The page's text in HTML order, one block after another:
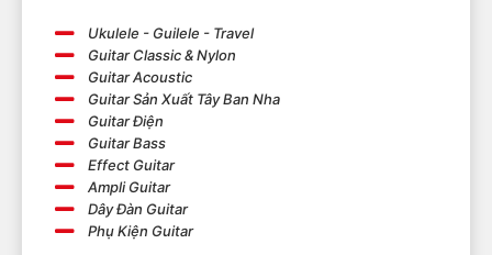
Ukulele - Guilele - Travel
Guitar Classic & Nylon
Guitar Acoustic
Guitar Sản Xuất Tây Ban Nha
Guitar Điện
Guitar Bass
Effect Guitar
Ampli Guitar
Dây Đàn Guitar
Phụ Kiện Guitar